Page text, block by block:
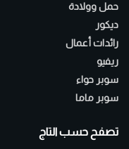
حمل وولادة
ديكور
رائدات أعمال
ريفيو
سوبر حواء
سوبر ماما
تصفح حسب التاج